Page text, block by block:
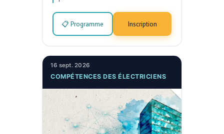
📋 Programme Inscription
16 sept. 2026
COMPÉTENCES DES ÉLECTRICIENS